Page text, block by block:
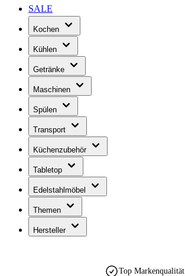
SALE
Kochen
Kühlen
Getränke
Maschinen
Spülen
Transport
Küchenzubehör
Tabletop
Edelstahlmöbel
Themen
Hersteller
Top Markenqualität